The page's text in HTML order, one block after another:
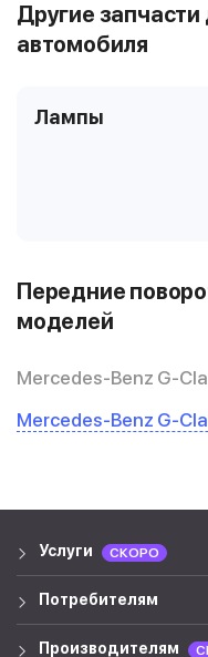
Другие
автомобиля
Лампы
Передние
моделей
Mercedes-Benz G-
Mercedes-Benz G-
Услуги СКОРО
Потребителям
Производителям